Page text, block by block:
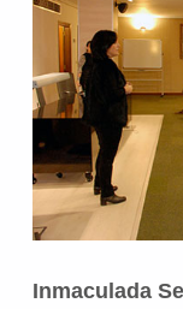
Inmaculada